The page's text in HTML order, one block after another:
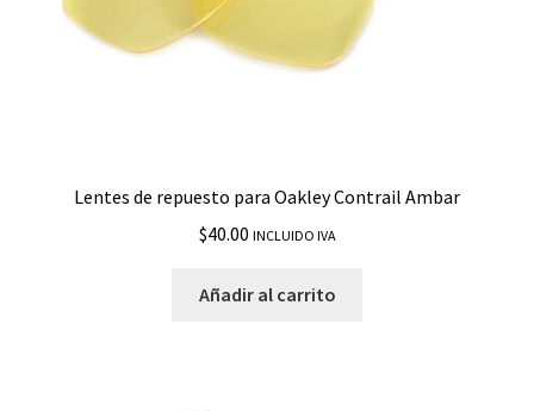
Lentes de repuesto para Oakley Contrail Ambar
$40.00 INCLUIDO IVA
Añadir al carrito